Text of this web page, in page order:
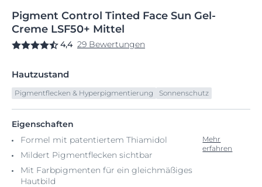
Pigment Control Tinted Face Sun Gel-
Creme LSF50+ Mittel
4,4 29 Bewertungen
Hautzustand
Pigmentflecken & Hyperpigmentierung Sonnenschutz
Eigenschaften
Formel mit patentiertem Thiamidol
Mildert Pigmentflecken sichtbar
Mit Farbpigmenten für ein gleichmäßiges
Hautbild
Mehr
erfahren